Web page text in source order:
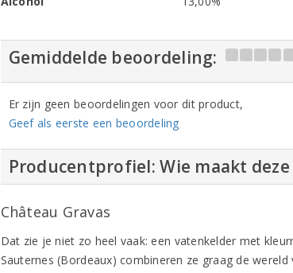
Gemiddelde beoordeling:
Er zijn geen beoordelingen voor dit product,
Geef als eerste een beoordeling
Producentprofiel: Wie maakt
Château Gravas
Dat zie je niet zo heel vaak: een vatenkelder met
Sauternes (Bordeaux) combineren ze graag de